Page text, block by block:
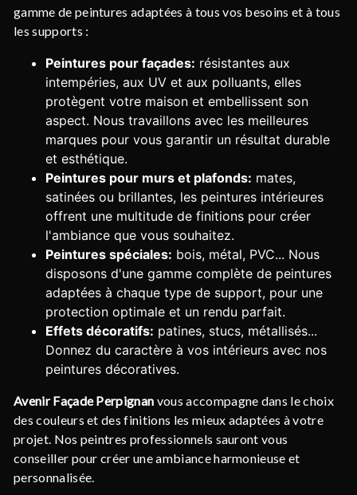
gamme de peintures adaptées à tous vos besoins et à tous
les supports :
Peintures pour façades: résistantes aux
intempéries, aux UV et aux polluants, elles
protègent votre maison et embellissent son
aspect. Nous travaillons avec les meilleures
marques pour vous garantir un résultat durable
et esthétique.
Peintures pour murs et plafonds: mates,
satinées ou brillantes, les peintures intérieures
offrent une multitude de finitions pour créer
l'ambiance que vous souhaitez.
Peintures spéciales: bois, métal, PVC... Nous
disposons d'une gamme complète de peintures
adaptées à chaque type de support, pour une
protection optimale et un rendu parfait.
Effets décoratifs: patines, stucs, métallisés...
Donnez du caractère à vos intérieurs avec nos
peintures décoratives.
Avenir Façade Perpignan vous accompagne dans le choix
des couleurs et des finitions les mieux adaptées à votre
projet. Nos peintres professionnels sauront vous
conseiller pour créer une ambiance harmonieuse et
personnalisée.